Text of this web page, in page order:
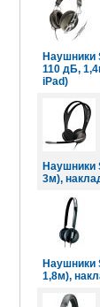
Наушники
110 дБ,
iPad)
Наушники
3м),
Наушники
1,8м),